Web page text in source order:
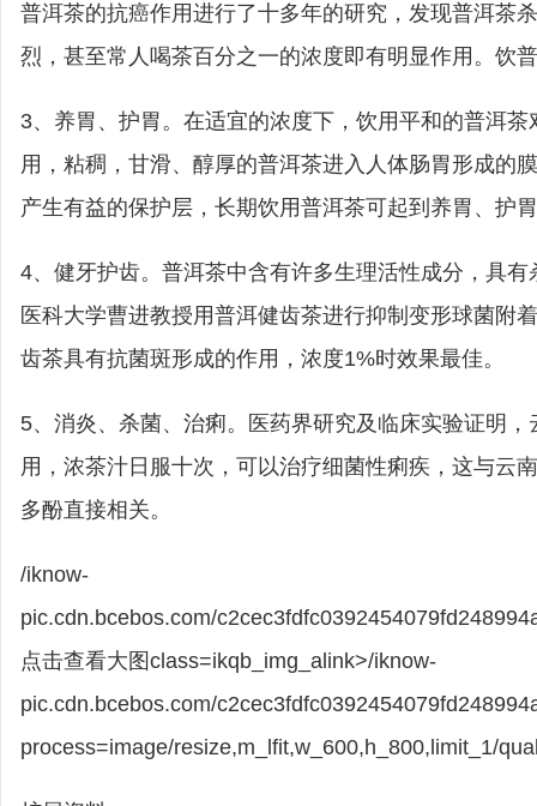
普洱茶的抗癌作用进行了十多年的研究，发现普洱茶
烈，甚至常人喝茶百分之一的浓度即有明显作用。饮
3、养胃、护胃。在适宜的浓度下，饮用平和的普洱
用，粘稠，甘滑、醇厚的普洱茶进入人体肠胃形成的
产生有益的保护层，长期饮用普洱茶可起到养胃、护
4、健牙护齿。普洱茶中含有许多生理活性成分，具
医科大学曹进教授用普洱健齿茶进行抑制变形球菌附
齿茶具有抗菌斑形成的作用，浓度1%时效果最佳。
5、消炎、杀菌、治痢。医药界研究及临床实验证明
用，浓茶汁日服十次，可以治疗细菌性痢疾，这与云
多酚直接相关。
/iknow-
pic.cdn.bcebos.com/
点击查看大图class=ikqb_img_alink>/iknow-
pic.cdn.bcebos.com/
process=image/resize,m_lfit,w_600,h_800,limit_1/